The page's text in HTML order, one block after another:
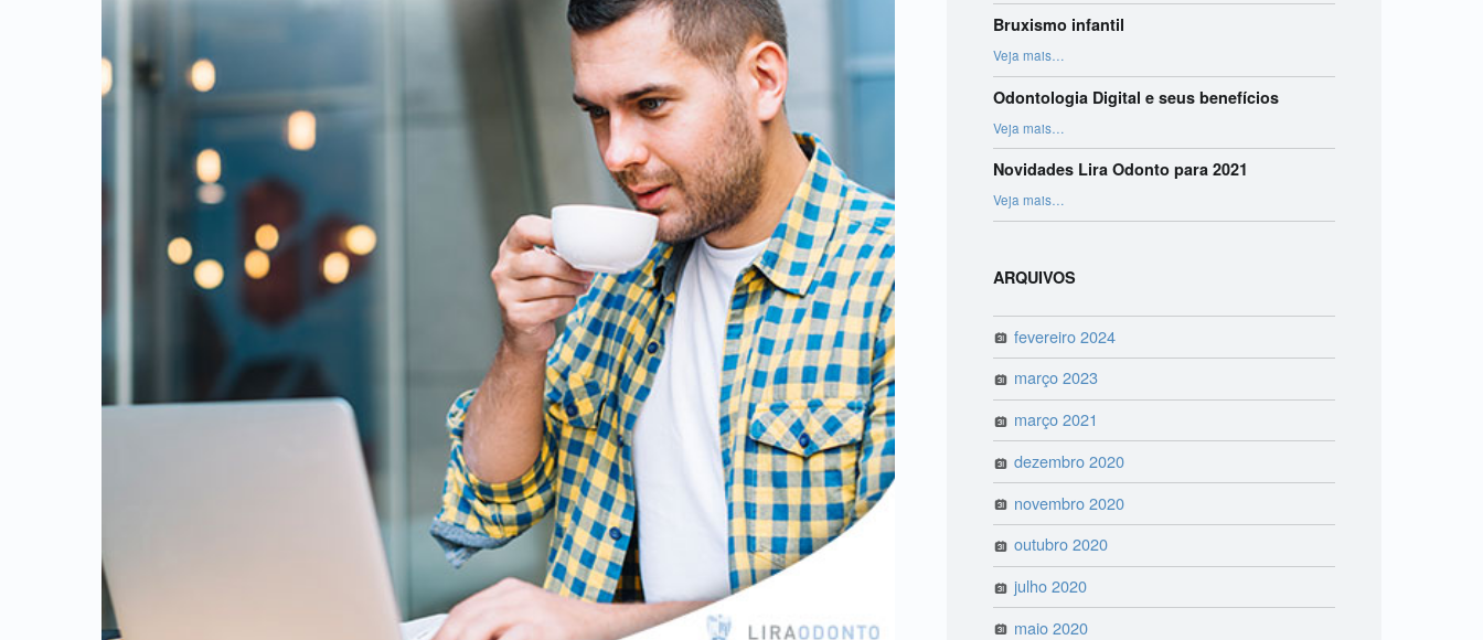
Bruxismo infantil
Veja mais…
Odontologia Digital e seus benefícios
Veja mais…
Novidades Lira Odonto para 2021
Veja mais“Novidades Lira Odonto para 2021”
…
ARQUIVOS
fevereiro 2024
março 2023
março 2021
dezembro 2020
novembro 2020
outubro 2020
julho 2020
maio 2020